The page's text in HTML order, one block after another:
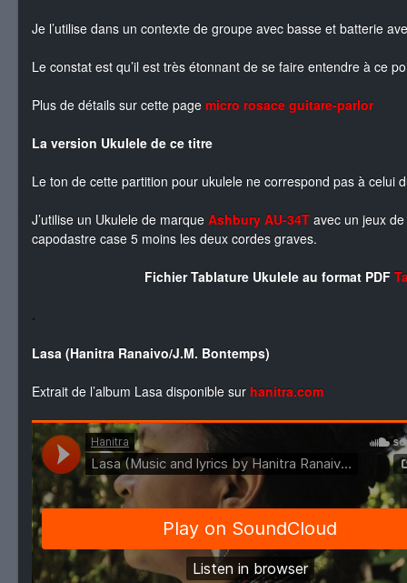
Je l’utilise dans un contexte de groupe avec basse et batterie
Le constat est qu’il est très étonnant de se faire entendre à ce
Plus de détails sur cette page micro rosace guitare-parlor
La version Ukulele de ce titre
Le ton de cette partition pour ukulele ne correspond pas à celui
J’utilise un Ukulele de marque Ashbury AU-34T avec un jeux
capodastre case 5 moins les deux cordes graves.
Fichier Tablature Ukulele au format PDF
.
Lasa (Hanitra Ranaivo/J.M. Bontemps)
Extrait de l’album Lasa disponible sur hanitra.com